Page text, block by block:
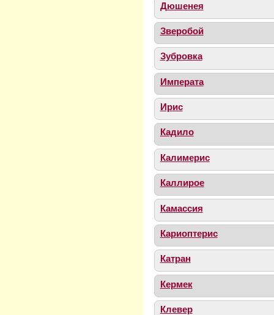
Дюшенея
Зверобой
Зубровка
Императа
Ирис
Кадило
Калимерис
Каллирое
Камассия
Кариоптерис
Катран
Кермек
Клевер